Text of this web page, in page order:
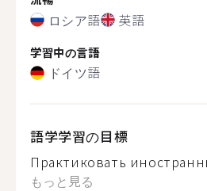
ロシア語 英語
学習中の言語
ドイツ語
語学学習の目標
Практиковать
もっと見る